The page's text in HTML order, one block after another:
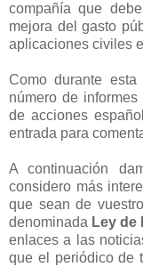
compañía que
mejora del gasto
aplicaciones civiles
Como durante
número de
de acciones
entrada para
A continuación
considero más
que sean de
denominada Ley de
enlaces a las
que el periódico de